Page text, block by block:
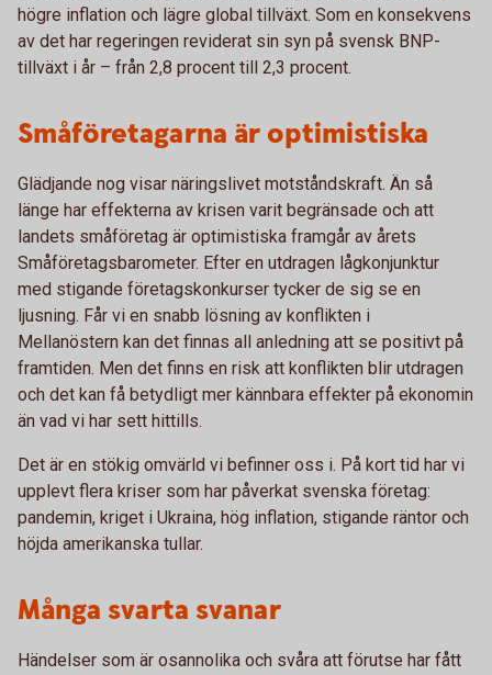
högre inflation och lägre global tillväxt. Som en konsekvens
av det har regeringen reviderat sin syn på svensk BNP-
tillväxt i år – från 2,8 procent till 2,3 procent.
Småföretagarna är optimistiska
Glädjande nog visar näringslivet motståndskraft. Än så
länge har effekterna av krisen varit begränsade och att
landets småföretag är optimistiska framgår av årets
Småföretagsbarometer. Efter en utdragen lågkonjunktur
med stigande företagskonkurser tycker de sig se en
ljusning. Får vi en snabb lösning av konflikten i
Mellanöstern kan det finnas all anledning att se positivt på
framtiden. Men det finns en risk att konflikten blir utdragen
och det kan få betydligt mer kännbara effekter på ekonomin
än vad vi har sett hittills.
Det är en stökig omvärld vi befinner oss i. På kort tid har vi
upplevt flera kriser som har påverkat svenska företag:
pandemin, kriget i Ukraina, hög inflation, stigande räntor och
höjda amerikanska tullar.
Många svarta svanar
Händelser som är osannolika och svåra att förutse har fått